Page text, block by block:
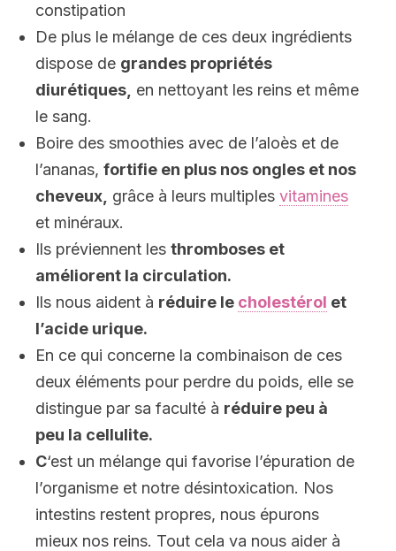
constipation
De plus le mélange de ces deux ingrédients
dispose de grandes propriétés
diurétiques, en nettoyant les reins et même
le sang.
Boire des smoothies avec de l’aloès et de
l’ananas, fortifie en plus nos ongles et nos
cheveux, grâce à leurs multiples vitamines
et minéraux.
Ils préviennent les thromboses et
améliorent la circulation.
Ils nous aident à réduire le cholestérol et
l’acide urique.
En ce qui concerne la combinaison de ces
deux éléments pour perdre du poids, elle se
distingue par sa faculté à réduire peu à
peu la cellulite.
C‘est un mélange qui favorise l’épuration de
l’organisme et notre désintoxication. Nos
intestins restent propres, nous épurons
mieux nos reins. Tout cela va nous aider à